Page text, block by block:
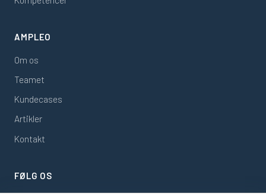
AMPLEO
Om os
Teamet
Kundecases
Artikler
Kontakt
FØLG OS